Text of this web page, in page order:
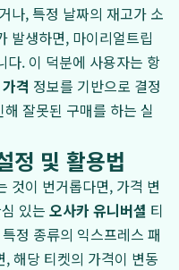
나, 특정 날짜의 재고가 소
발생하면, 마이리얼트립
다. 이 덕분에 사용자는 항
격 정보를 기반으로 결정
잘못된 구매를 하는 실
정 및 활용법
것이 번거롭다면, 가격 변
있는 오사카 유니버셜 티
정 종류의 익스프레스 패
해당 티켓의 가격이 변동